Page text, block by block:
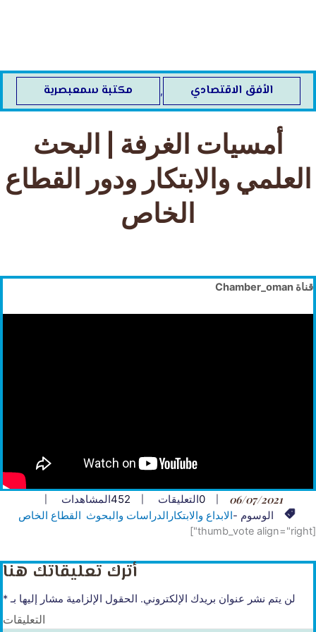
الأفق الاقتصادي , مكتبة سمعبصرية
أمسيات الغرفة | البحث
العلمي والابتكار ودور القطاع
الخاص
قناة Chamber_oman
06/07/2021
0التعليقات 452المشاهدات
الوسوم -الابداع والابتكار الدراسات والبحوث القطاع الخاص
[thumb_vote align="right"]
أترك تعليقاتك هنا
لن يتم نشر عنوان بريدك الإلكتروني. الحقول الإلزامية مشار إليها بـ*
التعليقات